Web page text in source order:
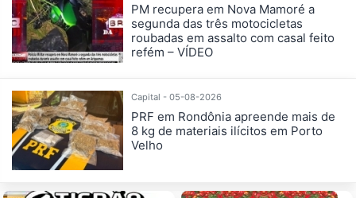
PM recupera em Nova Mamoré a
segunda das três motocicletas
roubadas em assalto com casal feito
refém – VÍDEO
Capital - 05-08-2026
PRF em Rondônia apreende mais de
8 kg de materiais ilícitos em Porto
Velho